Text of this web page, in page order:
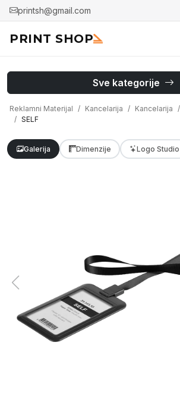
printsh@gmail.com
PRINT SHOP
Sve kategorije
Reklamni Materijal Kancelarija Kancelarija
SELF
Galerija Dimenzije Logo Studio